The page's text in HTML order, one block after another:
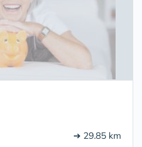
➔ 29.85 km